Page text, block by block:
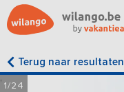
Terug naar resultaten
1/24